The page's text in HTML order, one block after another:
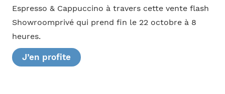
Espresso & Cappuccino à travers cette vente flash
Showroomprivé qui prend fin le 22 octobre à 8
heures.
J’en profite